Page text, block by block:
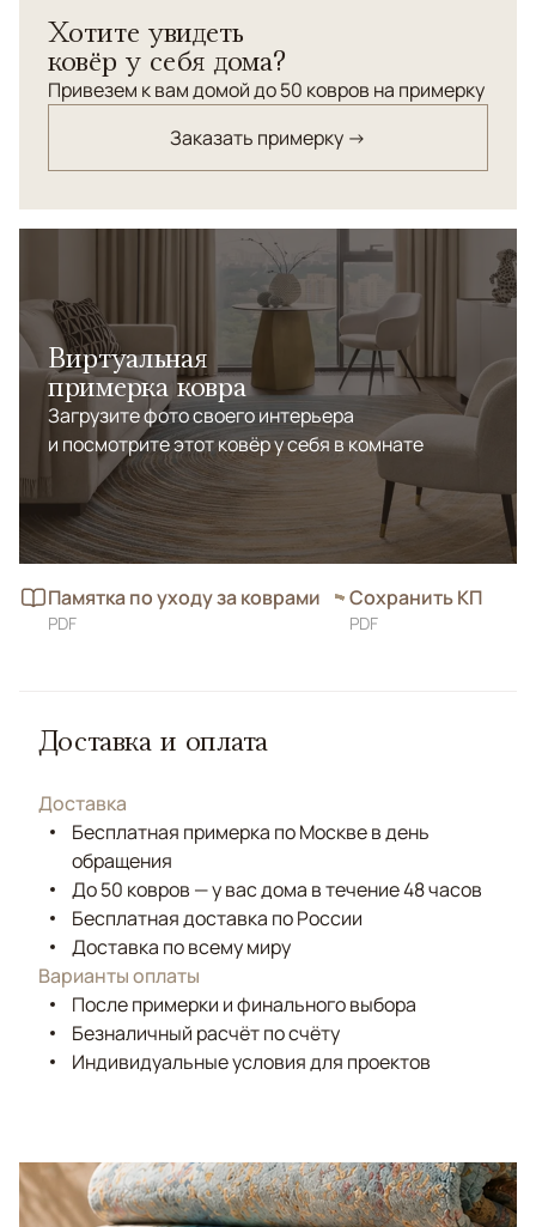
дизайн, оригинальная авторская интерпретация стиля
«современное барокко», в котором нашли отражение
богемный шик, поэтика, романтизм и, одновременно,
Хотите увидеть
ковёр у себя дома?
Привезем к вам домой до 50 ковров на примерку
Заказать примерку →
Виртуальная
примерка ковра
Загрузите фото своего интерьера
и посмотрите этот ковёр у себя в комнате
Памятка по уходу за коврами
PDF
Сохранить КП
PDF
Доставка и оплата
Доставка
Бесплатная примерка по Москве в день
обращения
До 50 ковров — у вас дома в течение 48 часов
Бесплатная доставка по России
Доставка по всему миру
Варианты оплаты
После примерки и финального выбора
Безналичный расчёт по счёту
Индивидуальные условия для проектов